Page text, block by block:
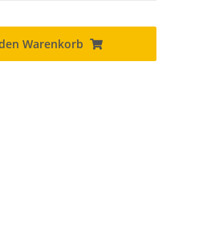
Warenkorb